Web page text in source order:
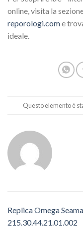
online, visita la
reporologi.come
ideale.
Questo elemento è
Replica Omega
215.30.44.21.01.002